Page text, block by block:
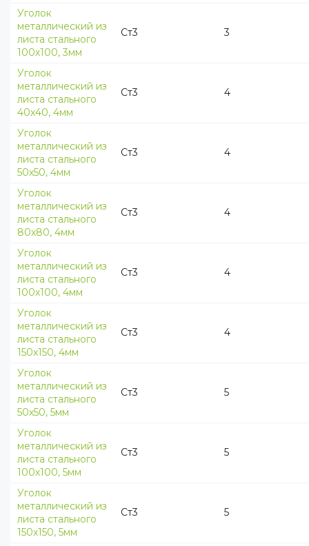
Уголок
металлический из
листа стального
100х100, 3мм
Ст3 3
Уголок
металлический из
листа стального
40х40, 4мм
Ст3 4
Уголок
металлический из
листа стального
50х50, 4мм
Ст3 4
Уголок
металлический из
листа стального
80х80, 4мм
Ст3 4
Уголок
металлический из
листа стального
100х100, 4мм
Ст3 4
Уголок
металлический из
листа стального
150х150, 4мм
Ст3 4
Уголок
металлический из
листа стального
50х50, 5мм
Ст3 5
Уголок
металлический из
листа стального
100х100, 5мм
Ст3 5
Уголок
металлический из
листа стального
150х150, 5мм
Ст3 5